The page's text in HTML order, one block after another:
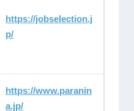
https://jobselection.j
p/
https://www.paranin
a.jp/